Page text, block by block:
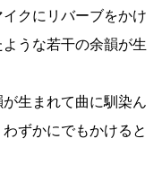
クにリバーブをかけ
うな若干の余韻が生
生まれて曲に馴染ん
ずかにでもかけると